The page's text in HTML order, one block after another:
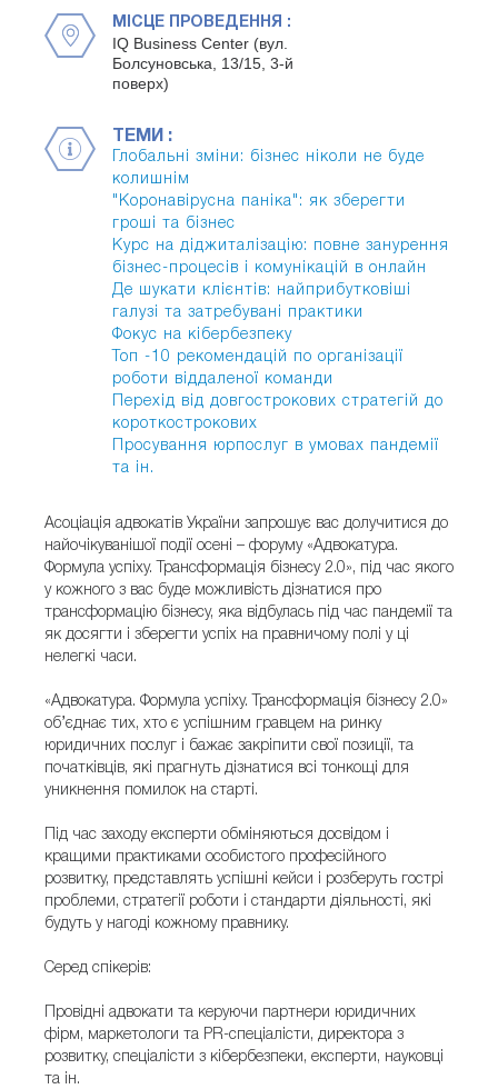
МІСЦЕ ПРОВЕДЕННЯ :
IQ Business Center (вул.
Болсуновська, 13/15, 3-й
поверх)
ТЕМИ :
Глобальні зміни: бізнес ніколи не буде
колишнім
"Коронавірусна паніка": як зберегти
гроші та бізнес
Курс на діджиталізацію: повне занурення
бізнес-процесів і комунікацій в онлайн
Де шукати клієнтів: найприбутковіші
галузі та затребувані практики
Фокус на кібербезпеку
Топ -10 рекомендацій по організації
роботи віддаленої команди
Перехід від довгострокових стратегій до
короткострокових
Просування юрпослуг в умовах пандемії
та ін.
Асоціація адвокатів України запрошує вас долучитися до
найочікуванішої події осені – форуму «Адвокатура.
Формула успіху. Трансформація бізнесу 2.0», під час якого
у кожного з вас буде можливість дізнатися про
трансформацію бізнесу, яка відбулась під час пандемії та
як досягти і зберегти успіх на правничому полі у ці
нелегкі часи.
«Адвокатура. Формула успіху. Трансформація бізнесу 2.0»
об’єднає тих, хто є успішним гравцем на ринку
юридичних послуг і бажає закріпити свої позиції, та
початківців, які прагнуть дізнатися всі тонкощі для
уникнення помилок на старті.
Під час заходу експерти обміняються досвідом і
кращими практиками особистого професійного
розвитку, представлять успішні кейси і розберуть гострі
проблеми, стратегії роботи і стандарти діяльності, які
будуть у нагоді кожному правнику.
Серед спікерів:
Провідні адвокати та керуючи партнери юридичних
фірм, маркетологи та PR-спеціалісти, директора з
розвитку, спеціалісти з кібербезпеки, експерти, науковці
та ін.